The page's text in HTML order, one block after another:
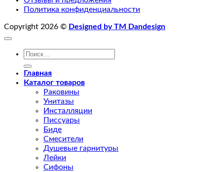
Политика конфиденциальности
Copyright 2026 © Designed by TM Dandesign
Искать:
Главная
Каталог товаров
Раковины
Унитазы
Инсталляции
Писсуары
Биде
Смесители
Душевые гарнитуры
Лейки
Сифоны